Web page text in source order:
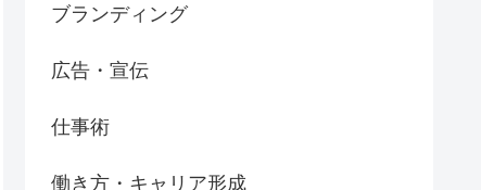
ブランディング
広告・宣伝
仕事術
働き方・キャリア形成